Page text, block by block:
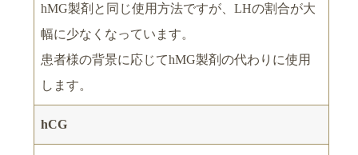
hMG製剤と同じ使用方法ですが、LHの割合が大
幅に少なくなっています。
患者様の背景に応じてhMG製剤の代わりに使用
します。
hCG